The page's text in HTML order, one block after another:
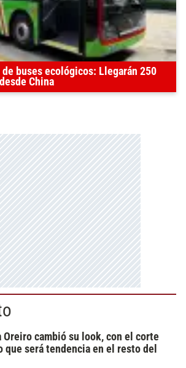
buses ecológicos: Llegarán 250
China
Oreiro cambió su look, con el corte
que será tendencia en el resto del